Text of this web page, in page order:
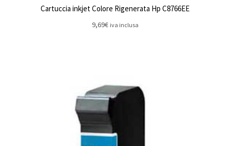
Cartuccia inkjet Colore Rigenerata Hp C8766EE
9,69€ iva inclusa